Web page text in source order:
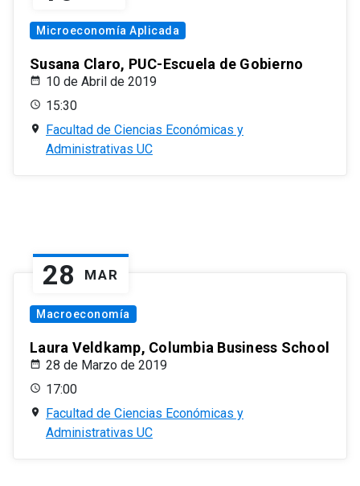
Microeconomía Aplicada
Susana Claro, PUC-Escuela de Gobierno
10 de Abril de 2019
15:30
Facultad de Ciencias Económicas y
Administrativas UC
28 MAR
Macroeconomía
Laura Veldkamp, Columbia Business School
28 de Marzo de 2019
17:00
Facultad de Ciencias Económicas y
Administrativas UC